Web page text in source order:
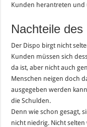
Kunden herantreten und
Nachteile
Der Dispo birgt nicht
Kunden müssen sich
da ist, aber nicht auch
Menschen neigen doch
ausgegeben werden
die Schulden.
Denn wie schon gesagt,
nicht niedrig. Nicht